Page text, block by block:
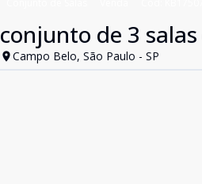
conjunto de 3
Campo Belo, São Paulo - SP